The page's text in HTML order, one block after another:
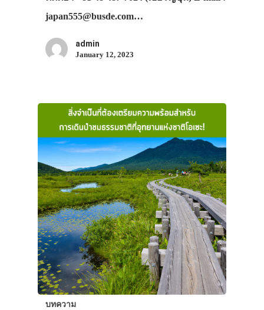
japan555@busde.com…
admin
January 12, 2023
บทความ